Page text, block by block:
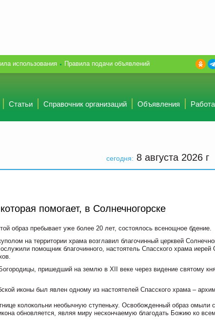
использования Правила подачи объявлений
Статьи Справочник организаций Объявления Работа
сегодня: 8 августа 2026 г
помогает, в Солнечногорске
образ пребывает уже более 20 лет, состоялось всенощное бдение.
на территории храма возглавил благочинный церквей
помощник благочинного, настоятель Спасского храма иерей
пришедший на землю в XII веке через видение святому
иконы был явлен одному из настоятелей Спасского храма –
колокольни необычную ступеньку. Освобожденный образ омыли
обновляется, являя миру нескончаемую благодать Божию ко